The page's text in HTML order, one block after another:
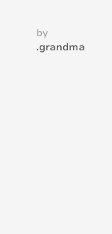
by
.grandma